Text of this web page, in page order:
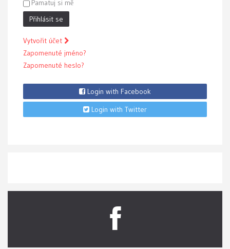
Pamatuj si mě
Přihlásit se
Vytvořit účet
Zapomenuté jméno?
Zapomenuté heslo?
Login with Facebook
Login with Twitter